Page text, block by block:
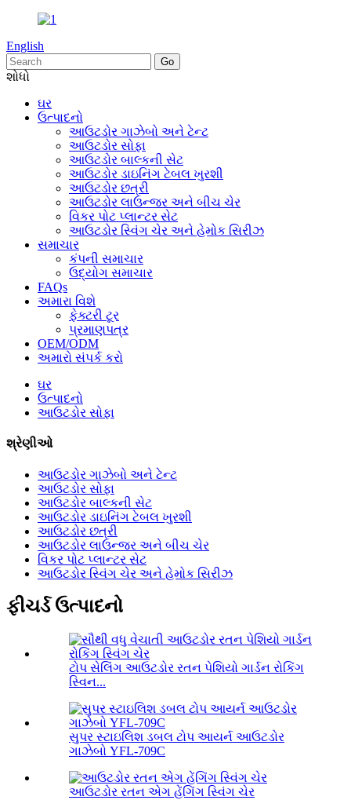
English
શોધો
ઘર
ઉત્પાદનો
આઉટડોર ગાઝેબો અને ટેન્ટ
આઉટડોર સોફા
આઉટડોર બાલ્કની સેટ
આઉટડોર ડાઇનિંગ ટેબલ ખુરશી
આઉટડોર છત્રી
આઉટડોર લાઉન્જર અને બીચ ચેર
વિકર પોટ પ્લાન્ટર સેટ
આઉટડોર સ્વિંગ ચેર અને હેમોક સિરીઝ
સમાચાર
કંપની સમાચાર
ઉદ્યોગ સમાચાર
FAQs
અમારા વિશે
ફેક્ટરી ટૂર
પ્રમાણપત્ર
OEM/ODM
અમારો સંપર્ક કરો
ઘર
ઉત્પાદનો
આઉટડોર સોફા
શ્રેણીઓ
આઉટડોર ગાઝેબો અને ટેન્ટ
આઉટડોર સોફા
આઉટડોર બાલ્કની સેટ
આઉટડોર ડાઇનિંગ ટેબલ ખુરશી
આઉટડોર છત્રી
આઉટડોર લાઉન્જર અને બીચ ચેર
વિકર પોટ પ્લાન્ટર સેટ
આઉટડોર સ્વિંગ ચેર અને હેમોક સિરીઝ
ફીચર્ડ ઉત્પાદનો
ટોપ સેલિંગ આઉટડોર રતન પેશિયો ગાર્ડન રોકિંગ
સ્વિન...
સુપર સ્ટાઇલિશ ડબલ ટોપ આયર્ન આઉટડોર
ગાઝેબો YFL-709C
આઉટડોર રતન એગ હેંગિંગ સ્વિંગ ચેર